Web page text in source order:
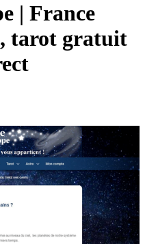
| France
tarot gratuit